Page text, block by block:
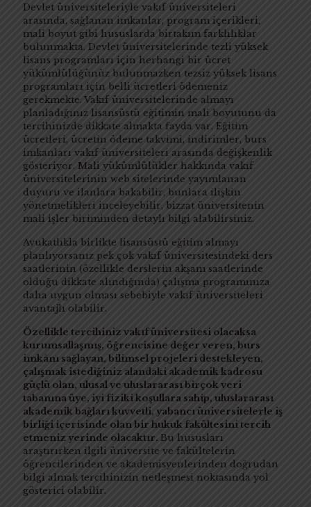
Devlet üniversiteleriyle vakıf üniversiteleri
arasında, sağlanan imkanlar, program içerikleri,
mali boyut gibi hususlarda birtakım farklılıklar
bulunmakta. Devlet üniversitelerinde tezli yüksek
lisans programları için herhangi bir ücret
yükümlülüğünüz bulunmazken tezsiz yüksek lisans
programları için belli ücretleri ödemeniz
gerekmekte. Vakıf üniversitelerinde almayı
planladığınız lisansüstü eğitimin mali boyutunu da
tercihinizde dikkate almakta fayda var. Eğitim
ücretleri, ücretin ödeme takvimi, indirimler, burs
imkanları vakıf üniversiteleri arasında değişkenlik
gösteriyor. Mali yükümlülükler hakkında vakıf
üniversitelerinin web sitelerinde yayımlanan
duyuru ve ilanlara bakabilir, bunlara ilişkin
yönetmelikleri inceleyebilir, bizzat üniversitenin
mali işler biriminden detaylı bilgi alabilirsiniz.
Avukatlıkla birlikte lisansüstü eğitim almayı
planlıyorsanız pek çok vakıf üniversitesindeki ders
saatlerinin (özellikle derslerin akşam saatlerinde
olduğu dikkate alındığında) çalışma programınıza
daha uygun olması sebebiyle vakıf üniversiteleri
avantajlı olabilir.
Özellikle tercihiniz vakıf üniversitesi olacaksa
kurumsallaşmış, öğrencisine değer veren, burs
imkânı sağlayan, bilimsel projeleri destekleyen,
çalışmak istediğiniz alandaki akademik kadrosu
güçlü olan, ulusal ve uluslararası birçok veri
tabanına üye, iyi fiziki koşullara sahip, uluslararası
akademik bağları kuvvetli, yabancı üniversitelerle iş
birliği içerisinde olan bir hukuk fakültesini tercih
etmeniz yerinde olacaktır. Bu hususları
araştırırken ilgili üniversite ve fakültelerin
öğrencilerinden ve akademisyenlerinden doğrudan
bilgi almak tercihinizin netleşmesi noktasında yol
gösterici olabilir.